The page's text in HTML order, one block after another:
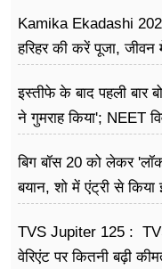
Kamika Ekadashi
हरिहर की करें पूजा,
इस्तीफे के बाद पहली बार
ने गुमराह किया'; NEET
बिग बॉस 20 को लेकर
बयान, शो में एंट्री से किया
TVS Jupiter 125 :
वेरिएंट पर कितनी बढ़ी